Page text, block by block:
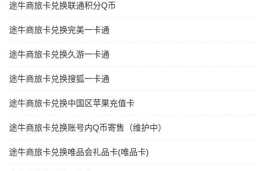
途牛商旅卡兑换联通积分Q币
途牛商旅卡兑换完美一卡通
途牛商旅卡兑换久游一卡通
途牛商旅卡兑换搜狐一卡通
途牛商旅卡兑换中国区苹果充值卡
途牛商旅卡兑换账号内Q币寄售（维护中）
途牛商旅卡兑换唯品会礼品卡(唯品卡)